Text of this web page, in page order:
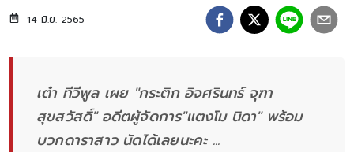
14 มิ.ย. 2565
เต๋า ทีวีพูล เผย "กระติก อิจศรินทร์ จุฑา
สุขสวัสดิ์" อดีตผู้จัดการ"แตงโม นิดา" พร้อม
บวกดาราสาว นัดได้เลยนะคะ ...